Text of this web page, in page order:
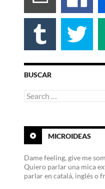
BUSCAR
Search
for:
MICROIDEAS
Dame feeling, give me
Quiero parlar una mica
parlar en catalá, inglés o